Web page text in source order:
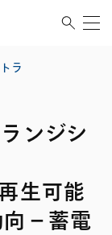
ラ
ネ
蓄
等
ンジシ
線
可能
－蓄電